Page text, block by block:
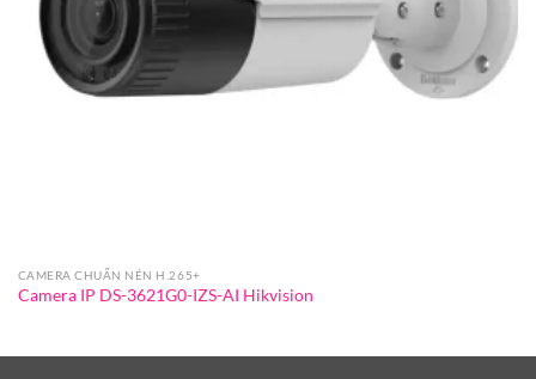
CAMERA CHUẨN NÉN H.265+
Camera IP DS-3621G0-IZS-AI Hikvision